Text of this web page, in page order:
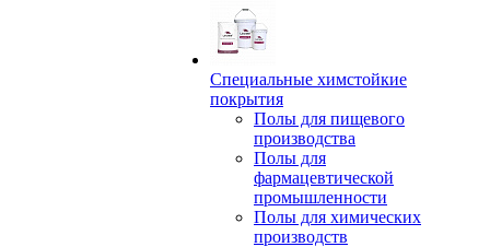
Специальные химстойкие
покрытия
Полы для пищевого
производства
Полы для
фармацевтической
промышленности
Полы для химических
производств